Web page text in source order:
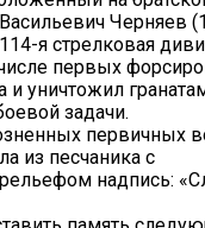
Черняев
я стрелковая
первых
уничтожил
задачи.
первичных
из песчаника с
надпись: